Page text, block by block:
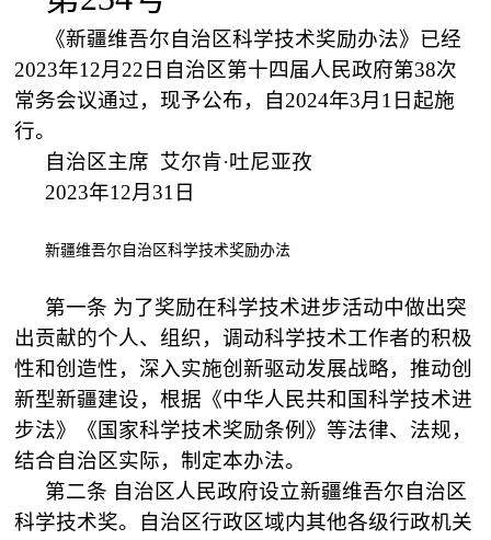
《新疆维吾尔自治区科学技术奖励办法》已经
2023年12月22 日自治区第十四届人民政府第38次
常务会议通过，现予公布，自2024年3月 1 日起施
行。
自治区主席 艾尔肯·吐尼亚孜
2023年12月 31 日
新疆维吾尔自治区科学技术奖励办法
第一条 为了奖励在科学技术进步活动中做出突
出贡献的个人、组织，调动科学技术工作者的积极
性和创造性，深入实施创新驱动发展战略，推动创
新型新疆建设，根据《中华人民共和国科学技术进
步法》《国家科学技术奖励条例》等法律、法规，
结合自治区实际，制定本办法。
第二条 自治区人民政府设立新疆维吾尔自治区
科学技术奖。自治区行政区域内其他各级行政机关